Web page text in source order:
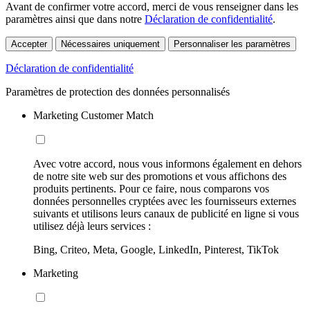
Avant de confirmer votre accord, merci de vous renseigner dans les
paramètres ainsi que dans notre Déclaration de confidentialité.
Accepter Nécessaires uniquement Personnaliser les paramètres
Déclaration de confidentialité
Paramètres de protection des données personnalisés
Marketing Customer Match
Avec votre accord, nous vous informons également en dehors
de notre site web sur des promotions et vous affichons des
produits pertinents. Pour ce faire, nous comparons vos
données personnelles cryptées avec les fournisseurs externes
suivants et utilisons leurs canaux de publicité en ligne si vous
utilisez déjà leurs services :
Bing, Criteo, Meta, Google, LinkedIn, Pinterest, TikTok
Marketing